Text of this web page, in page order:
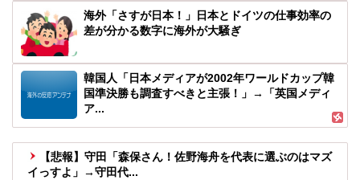
海外「さすが日本！」日本とドイツの仕事効率の
差が分かる数字に海外が大騒ぎ
韓国人「日本メディアが2002年ワールドカップ韓
国準決勝も調査すべきと主張！」→「英国メディ
ア...
【悲報】守田「森保さん！佐野海舟を代表に選ぶのはマズ
イっすよ」→守田代...